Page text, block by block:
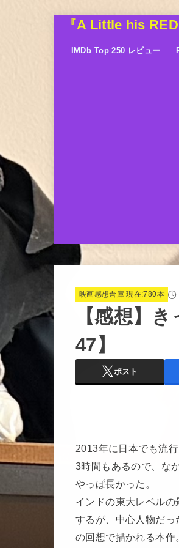
『A Little his
IMDb Top 250 レビュー
映画感想倉庫 現在:780本
【感想】
47】
ポスト
2013年に日本でも流行
3時間もあるので、な
やっぱ長かった。
インドの東大レベル
するが、中心人物だ
の回想で描かれる本作